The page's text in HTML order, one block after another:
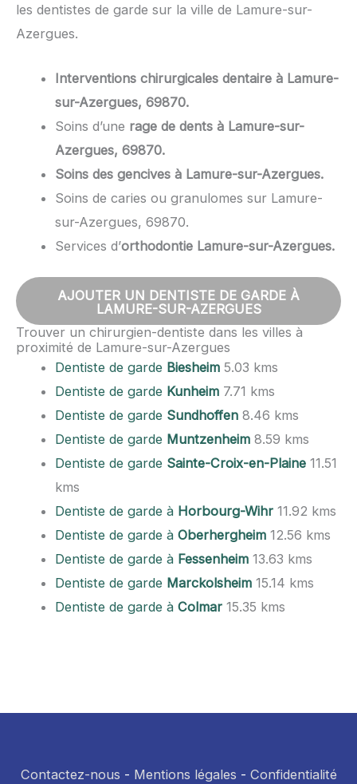
les dentistes de garde sur la ville de Lamure-sur-
Azergues.
Interventions chirurgicales dentaire à Lamure-
sur-Azergues, 69870.
Soins d’une rage de dents à Lamure-sur-
Azergues, 69870.
Soins des gencives à Lamure-sur-Azergues.
Soins de caries ou granulomes sur Lamure-
sur-Azergues, 69870.
Services d’orthodontie Lamure-sur-Azergues.
AJOUTER UN DENTISTE DE GARDE À
LAMURE-SUR-AZERGUES
Trouver un chirurgien-dentiste dans les villes à
proximité de Lamure-sur-Azergues
Dentiste de garde Biesheim 5.03 kms
Dentiste de garde Kunheim 7.71 kms
Dentiste de garde Sundhoffen 8.46 kms
Dentiste de garde Muntzenheim 8.59 kms
Dentiste de garde Sainte-Croix-en-Plaine 11.51
kms
Dentiste de garde à Horbourg-Wihr 11.92 kms
Dentiste de garde àOberhergheim 12.56 kms
Dentiste de garde à Fessenheim 13.63 kms
Dentiste de garde Marckolsheim 15.14 kms
Dentiste de garde àColmar 15.35 kms
Contactez-nous - Mentions légales - Confidentialité